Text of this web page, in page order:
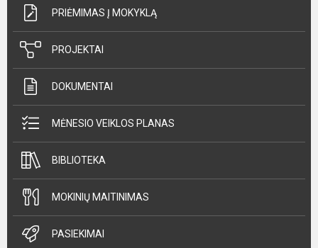
PRIĖMIMAS Į MOKYKLĄ
PROJEKTAI
DOKUMENTAI
MĖNESIO VEIKLOS PLANAS
BIBLIOTEKA
MOKINIŲ MAITINIMAS
PASIEKIMAI